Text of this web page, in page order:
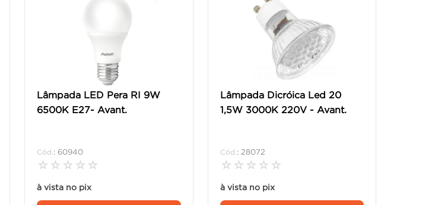
Lâmpada LED Pera RI 9W
6500K E27- Avant.
: 60940
☆ ☆ ☆ ☆ ☆
à vista no pix
Lâmpada Dicróica Led 20
1,5W 3000K 220V - Avant.
: 28072
☆ ☆ ☆ ☆ ☆
à vista no pix